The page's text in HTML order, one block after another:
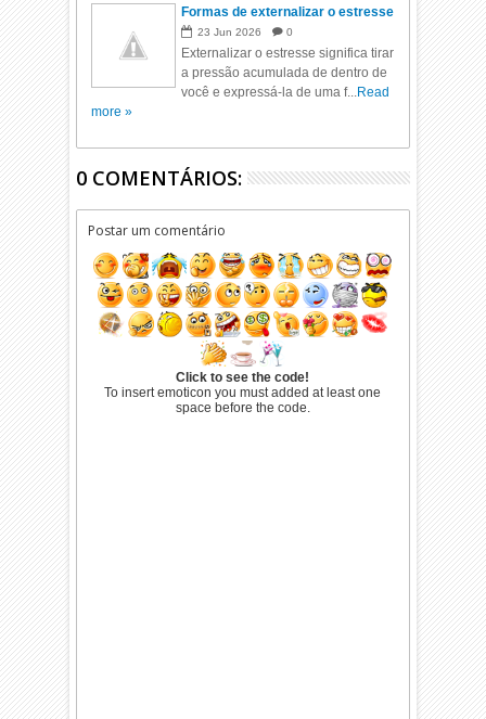
Formas de externalizar o estresse
23 Jun 2026 0
Externalizar o estresse significa tirar
a pressão acumulada de dentro de
você e expressá-la de uma f... Read
more »
0 COMENTÁRIOS:
Postar um comentário
Click to see the code!
To insert emoticon you must added at least one
space before the code.